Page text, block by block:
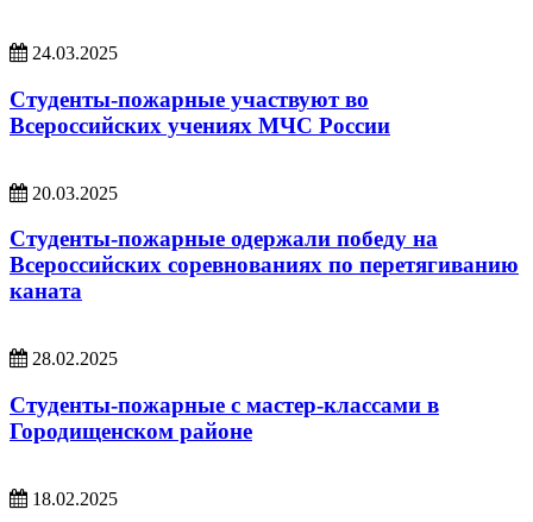
24.03.2025
Студенты-пожарные участвуют во
Всероссийских учениях МЧС России
20.03.2025
Студенты-пожарные одержали победу на
Всероссийских соревнованиях по перетягиванию
каната
28.02.2025
Студенты-пожарные с мастер-классами в
Городищенском районе
18.02.2025